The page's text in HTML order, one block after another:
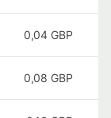
0,04 GBP
0,08 GBP